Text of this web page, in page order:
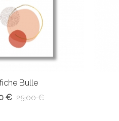
Bulle
€ 25,00 €